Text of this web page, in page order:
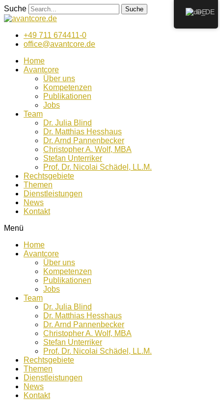
Zum
Inhalt
Suche Suche
+49 711 674411-0
office@avantcore.de
Home
Avantcore
Über uns
Kompetenzen
Publikationen
Jobs
Team
Dr. Julia Blind
Dr. Matthias Hesshaus
Dr. Arnd Pannenbecker
Christopher A. Wolf, MBA
Stefan Unterriker
Prof. Dr. Nicolai Schädel, LL.M.
Rechtsgebiete
Themen
Dienstleistungen
News
Kontakt
Menü
Home
Avantcore
Über uns
Kompetenzen
Publikationen
Jobs
Team
Dr. Julia Blind
Dr. Matthias Hesshaus
Dr. Arnd Pannenbecker
Christopher A. Wolf, MBA
Stefan Unterriker
Prof. Dr. Nicolai Schädel, LL.M.
Rechtsgebiete
Themen
Dienstleistungen
News
Kontakt
DE